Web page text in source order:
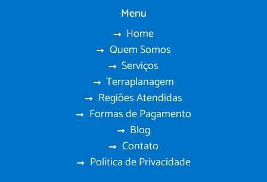
Menu
Home
Quem Somos
Serviços
Terraplanagem
Regiões Atendidas
Formas de Pagamento
Blog
Contato
Política de Privacidade